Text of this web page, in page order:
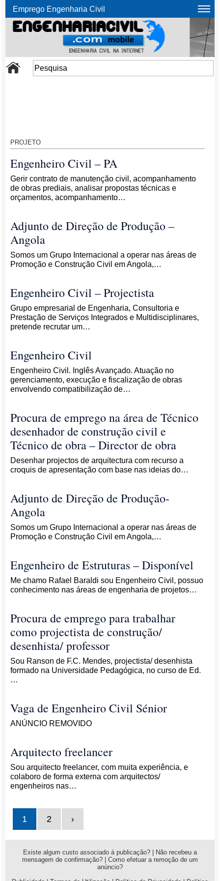
Emprego Engenharia Civil
PROJETO
Engenheiro Civil – PA
Gerir contrato de manutenção civil, acompanhamento
de obras prediais, analisar propostas técnicas e
orçamentos, acompanhamento…
Adjunto de Direção de Produção –
Angola
Somos um Grupo Internacional a operar nas áreas de
Promoção e Construção Civil em Angola,…
Engenheiro Civil – Projectista
Grupo empresarial de Engenharia, Consultoria e
Prestação de Serviços Integrados e Multidisciplinares,
pretende recrutar um…
Engenheiro Civil
Engenheiro Civil. Inglês Avançado. Atuação no
gerenciamento, execução e fiscalização de obras
envolvendo compatibilização de…
Procura de emprego na área de Técnico
desenhador de construção civil e
Técnico de obra – Director de obra
Desenhar projectos de arquitectura com recurso a
croquis de apresentação com base nas ideias do…
Adjunto de Direção de Produção-
Angola
Somos um Grupo Internacional a operar nas áreas de
Promoção e Construção Civil em Angola,…
Engenheiro de Estruturas – Disponível
Me chamo Rafael Baraldi sou Engenheiro Civil, possuo
conhecimento nas áreas de engenharia de projetos…
Procura de emprego para trabalhar
como projectista de construção/
desenhista/ professor
Sou Ranson de F.C. Mendes, projectista/ desenhista
formado na Universidade Pedagógica, no curso de Ed.
…
Vaga de Engenheiro Civil Sénior
ANÚNCIO REMOVIDO
Arquitecto freelancer
Sou arquitecto freelancer, com muita experiência, e
colaboro de forma externa com arquitectos/
engenheiros nas…
1 2 ›
Existe algum custo associado à publicação?
Não recebeu a
mensagem de confirmação?
Como efetuar a remoção de um
anúncio?